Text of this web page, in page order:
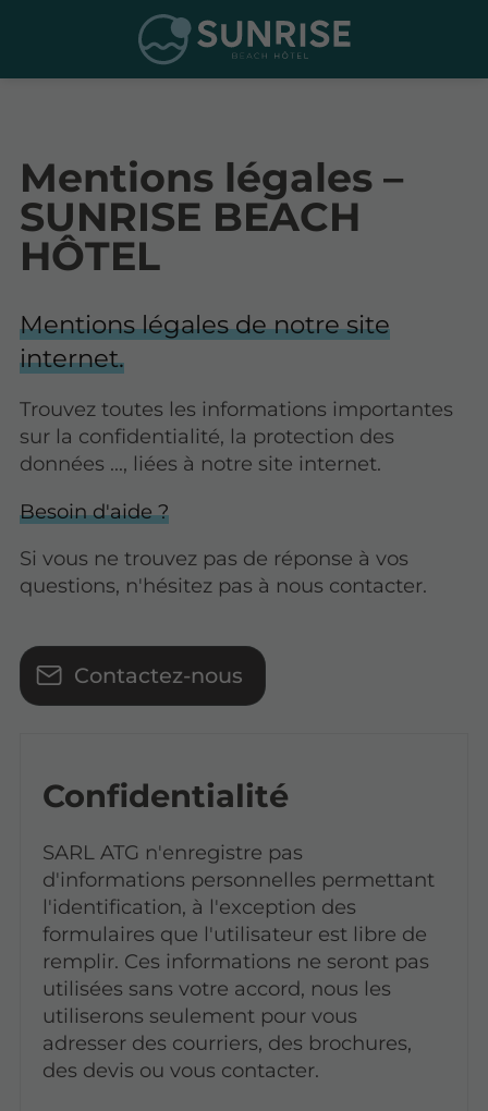
Mentions légales –
SUNRISE BEACH
HÔTEL
Mentions légales de notre site
internet.
Trouvez toutes les informations importantes
sur la confidentialité, la protection des
données ..., liées à notre site internet.
Besoin d'aide ?
Si vous ne trouvez pas de réponse à vos
questions, n'hésitez pas à nous contacter.
Contactez-nous
Confidentialité
SARL ATG n'enregistre pas
d'informations personnelles permettant
l'identification, à l'exception des
formulaires que l'utilisateur est libre de
remplir. Ces informations ne seront pas
utilisées sans votre accord, nous les
utiliserons seulement pour vous
adresser des courriers, des brochures,
des devis ou vous contacter.